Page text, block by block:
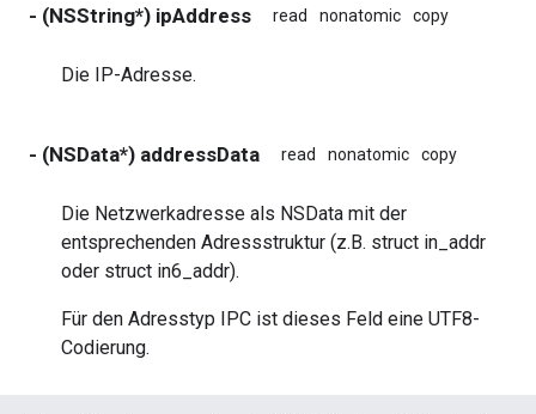
- (NSString*) ipAddress read nonatomic copy
Die IP-Adresse.
- (NSData*) addressData read nonatomic copy
Die Netzwerkadresse als NSData mit der
entsprechenden Adressstruktur (z.B. struct in_addr
oder struct in6_addr).
Für den Adresstyp IPC ist dieses Feld eine UTF8-
Codierung.